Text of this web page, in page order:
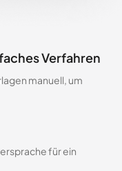
Verfahren
manuell, um
für ein